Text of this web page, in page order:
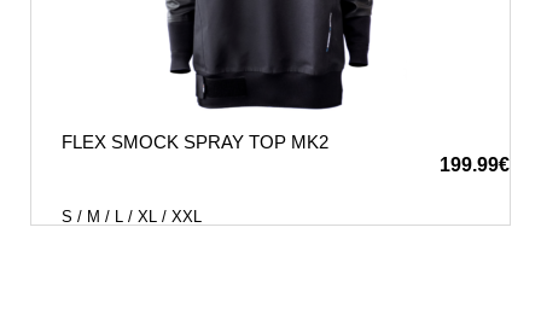
FLEX SMOCK SPRAY TOP MK2
199.99€
S / M / L / XL / XXL